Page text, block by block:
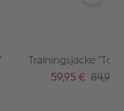
Trainingsjacke "Totenkopf
Kapuze"
Verkaufspreis:
59,95 € 84,95